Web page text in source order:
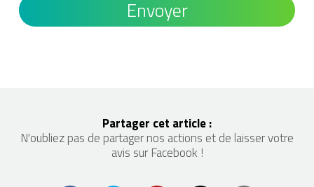
Partager cet article :
N'oubliez pas de partager nos actions et de laisser votre
avis sur Facebook !